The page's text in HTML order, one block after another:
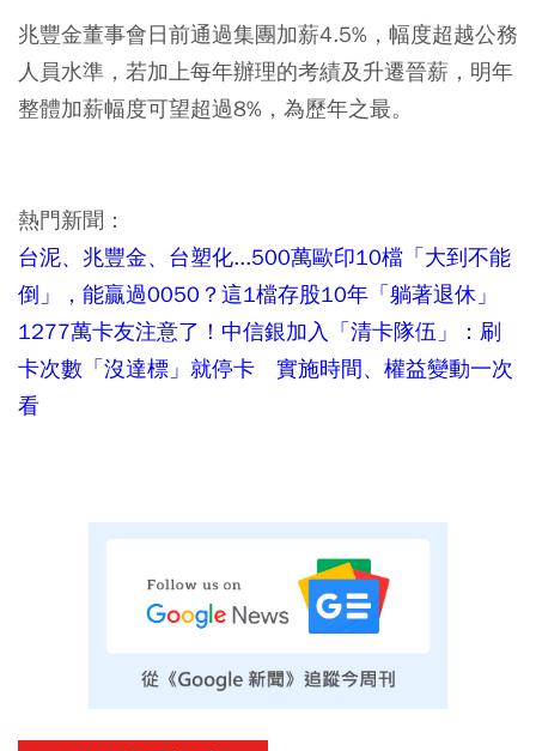
兆豐金董事會日前通過集團加薪4.5%，幅度超越公務
人員水準，若加上每年辦理的考績及升遷晉薪，明年
整體加薪幅度可望超過8%，為歷年之最。
熱門新聞：
台泥、兆豐金、台塑化...500萬歐印10檔「大到不能
倒」，能贏過0050？這1檔存股10年「躺著退休」
1277萬卡友注意了！中信銀加入「清卡隊伍」：刷
卡次數「沒達標」就停卡 實施時間、權益變動一次
看